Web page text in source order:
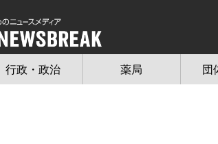
行政・政治 薬局 団